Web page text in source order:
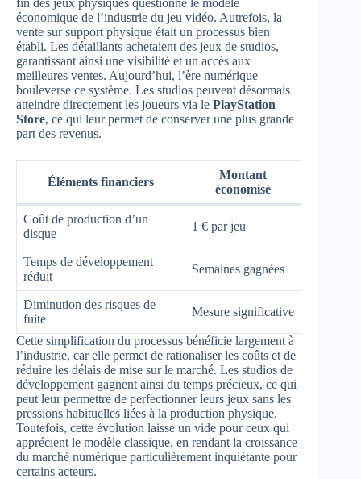
économique de l’industrie du jeu vidéo. Autrefois, la
vente sur support physique était un processus bien
établi. Les détaillants achetaient des jeux de studios,
garantissant ainsi une visibilité et un accès aux
meilleures ventes. Aujourd’hui, l’ère numérique
bouleverse ce système. Les studios peuvent désormais
atteindre directement les joueurs via le PlayStation
Store, ce qui leur permet de conserver une plus grande
part des revenus.
Éléments financiers
Montant
économisé
Coût de production d’un
disque
1 € par jeu
Temps de développement
réduit
Semaines gagnées
Diminution des risques de
fuite
Mesure significative
Cette simplification du processus bénéficie largement à
l’industrie, car elle permet de rationaliser les coûts et de
réduire les délais de mise sur le marché. Les studios de
développement gagnent ainsi du temps précieux, ce qui
peut leur permettre de perfectionner leurs jeux sans les
pressions habituelles liées à la production physique.
Toutefois, cette évolution laisse un vide pour ceux qui
apprécient le modèle classique, en rendant la croissance
du marché numérique particulièrement inquiétante pour
certains acteurs.